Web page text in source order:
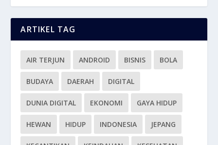
ARTIKEL TAG
AIR TERJUN ANDROID BISNIS BOLA
BUDAYA DAERAH DIGITAL
DUNIA DIGITAL EKONOMI GAYA HIDUP
HEWAN HIDUP INDONESIA JEPANG